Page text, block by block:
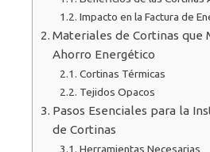
Impacto en la Factura de
Materiales de Cortinas que
Ahorro Energético
Cortinas Térmicas
Tejidos Opacos
Pasos Esenciales para la
de Cortinas
Herramientas Necesarias